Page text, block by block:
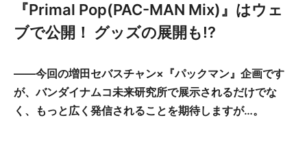
『Primal Pop(PAC-MAN Mix)』はウェ
ブで公開！ グッズの展開も!?
——今回の増田セバスチャン×『パックマン』企画です
が、バンダイナムコ未来研究所で展示されるだけでな
く、もっと広く発信されることを期待しますが…。